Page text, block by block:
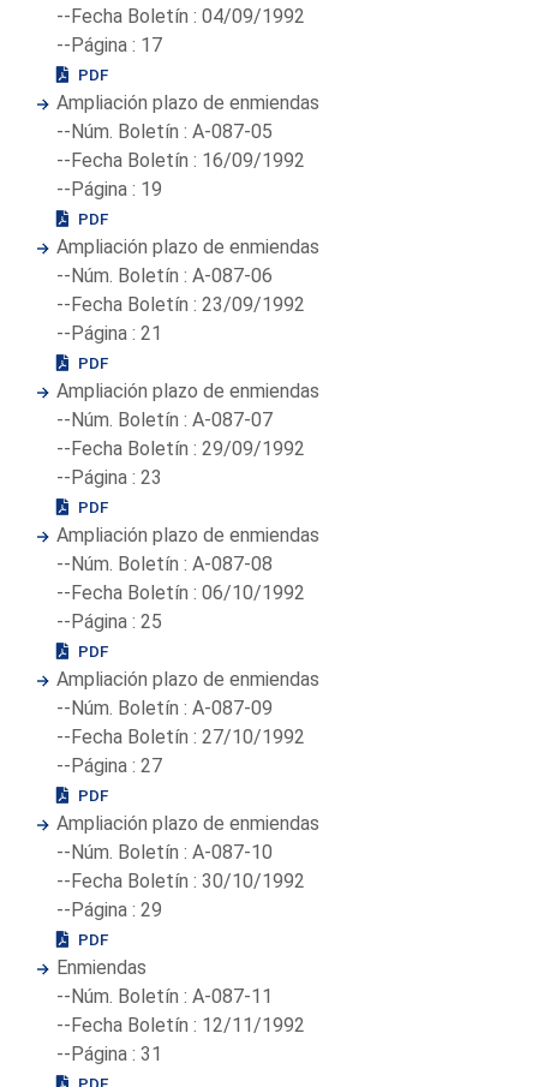
--Fecha Boletín : 04/09/1992
--Página : 17
PDF
Ampliación plazo de enmiendas
--Núm. Boletín : A-087-05
--Fecha Boletín : 16/09/1992
--Página : 19
PDF
Ampliación plazo de enmiendas
--Núm. Boletín : A-087-06
--Fecha Boletín : 23/09/1992
--Página : 21
PDF
Ampliación plazo de enmiendas
--Núm. Boletín : A-087-07
--Fecha Boletín : 29/09/1992
--Página : 23
PDF
Ampliación plazo de enmiendas
--Núm. Boletín : A-087-08
--Fecha Boletín : 06/10/1992
--Página : 25
PDF
Ampliación plazo de enmiendas
--Núm. Boletín : A-087-09
--Fecha Boletín : 27/10/1992
--Página : 27
PDF
Ampliación plazo de enmiendas
--Núm. Boletín : A-087-10
--Fecha Boletín : 30/10/1992
--Página : 29
PDF
Enmiendas
--Núm. Boletín : A-087-11
--Fecha Boletín : 12/11/1992
--Página : 31
PDF